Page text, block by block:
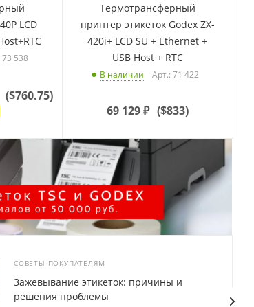
LCD
538
($760.75)
Термотрансферный
принтер этикеток Godex ZX-
420i+ LCD SU + Ethernet +
USB Host + RTC
В наличии Арт.: 71 422
69 129₽ ($833)
СОВЕТЫ ПОКУПАТЕЛЯМ
Зажевывание этикеток: причины и
решения проблемы